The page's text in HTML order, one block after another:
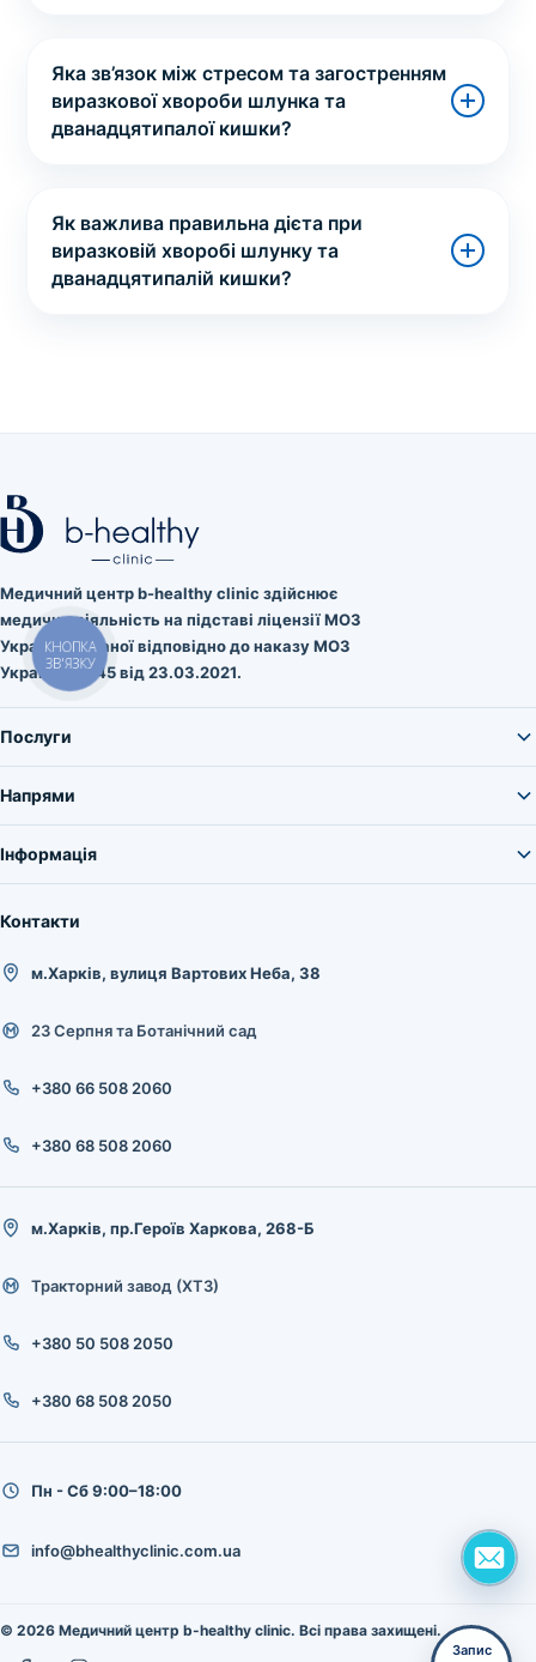
Яка зв’язок між стресом та загостренням
виразкової хвороби шлунка та
дванадцятипалої кишки?
Як важлива правильна дієта при
виразковій хворобі шлунку та
дванадцятипалій кишки?
Медичний центр b-healthy clinic здійснює
медичну діяльність на підставі ліцензії МОЗ
України, виданої відповідно до наказу МОЗ
України № 545 від 23.03.2021.
Послуги
Напрями
Інформація
Контакти
м.Харків, вулиця Вартових Неба, 38
23 Серпня та Ботанічний сад
+380 66 508 2060
+380 68 508 2060
м.Харків, пр.Героїв Харкова, 268-Б
Тракторний завод (ХТЗ)
+380 50 508 2050
+380 68 508 2050
Пн - Сб 9:00–18:00
info@bhealthyclinic.com.ua
© 2026 Медичний центр b-healthy clinic. Всі права захищені.
Запис